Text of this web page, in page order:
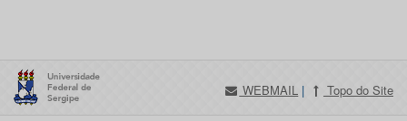
WEBMAIL | Topo do Site